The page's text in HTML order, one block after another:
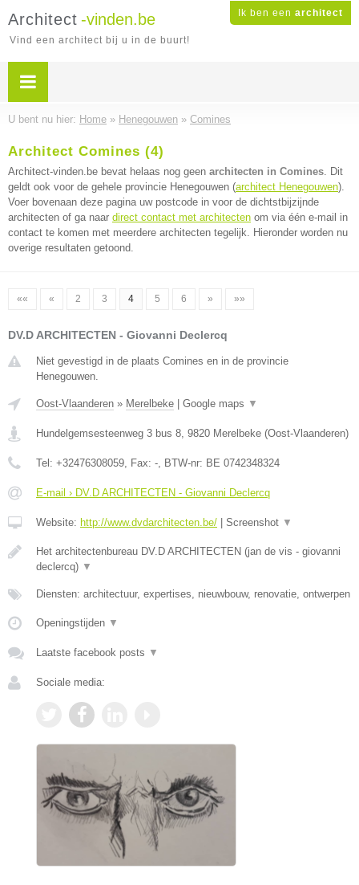
Ik ben een architect
Architect -vinden.be
Vind een architect bij u in de buurt!
U bent nu hier: Home » Henegouwen » Comines
Architect Comines (4)
Architect-vinden.be bevat helaas nog geen architecten in Comines. Dit
geldt ook voor de gehele provincie Henegouwen (architect Henegouwen).
Voer bovenaan deze pagina uw postcode in voor de dichtstbijzijnde
architecten of ga naar direct contact met architecten om via één e-mail in
contact te komen met meerdere architecten tegelijk. Hieronder worden nu
overige resultaten getoond.
«« « 2 3 4 5 6 » »»
DV.D ARCHITECTEN - Giovanni Declercq
Niet gevestigd in de plaats Comines en in de provincie
Henegouwen.
Oost-Vlaanderen » Merelbeke Google maps ▼
Hundelgemsesteenweg 3 bus 8, 9820 Merelbeke (Oost-Vlaanderen)
Tel: +32476308059, Fax: -, BTW-nr: BE 0742348324
E-mail › DV.D ARCHITECTEN - Giovanni Declercq
Website: http://www.dvdarchitecten.be/ Screenshot ▼
Het architectenbureau DV.D ARCHITECTEN (jan de vis - giovanni
declercq) ▼
Diensten: architectuur, expertises, nieuwbouw, renovatie, ontwerpen
Openingstijden ▼
Laatste facebook posts ▼
Sociale media: